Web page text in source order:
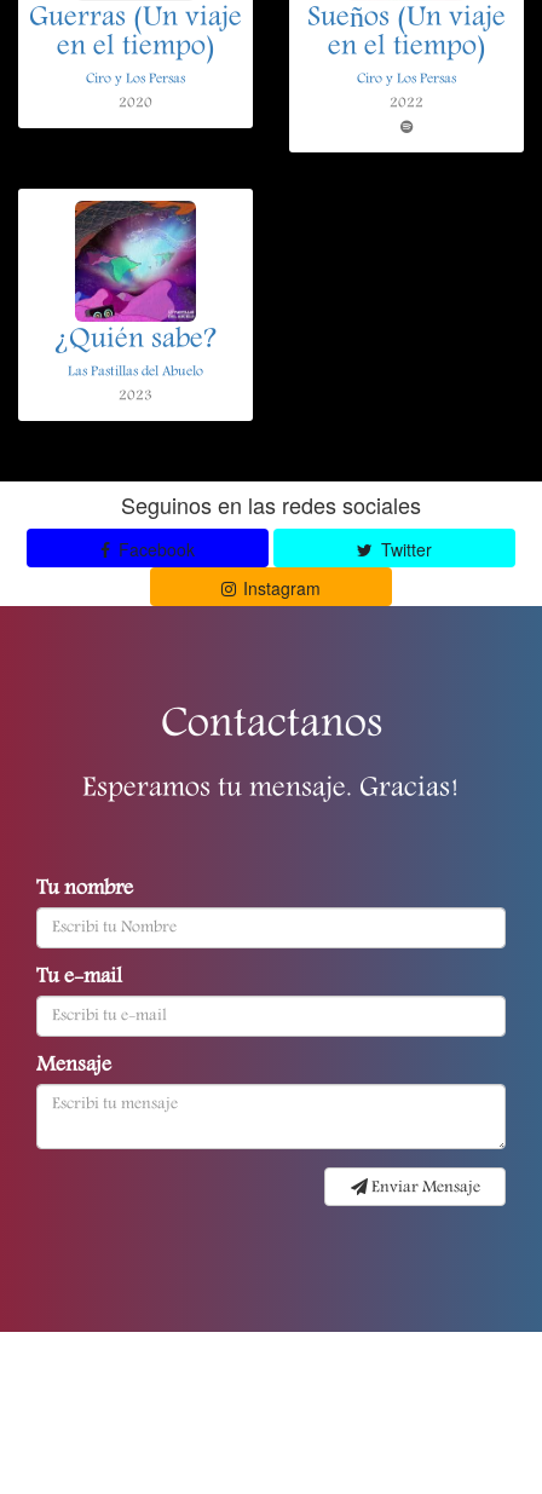
Guerras (Un viaje
en el tiempo)
Ciro y Los Persas
2020
Sueños (Un viaje
en el tiempo)
Ciro y Los Persas
2022
¿Quién sabe?
Las Pastillas del Abuelo
2023
Seguinos en las redes sociales
Facebook
Twitter
Instagram
Contactanos
Esperamos tu mensaje. Gracias!
Tu nombre
Tu e-mail
Mensaje
Enviar Mensaje